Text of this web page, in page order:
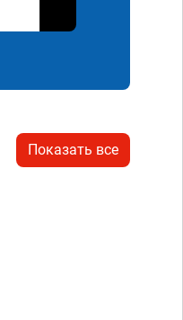
Показать все